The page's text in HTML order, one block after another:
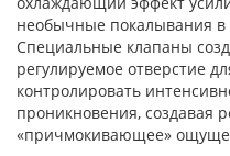
необычные покалывания
Специальные клапаны
регулируемое отверстие
контролировать
проникновения, создавая
«причмокивающее»